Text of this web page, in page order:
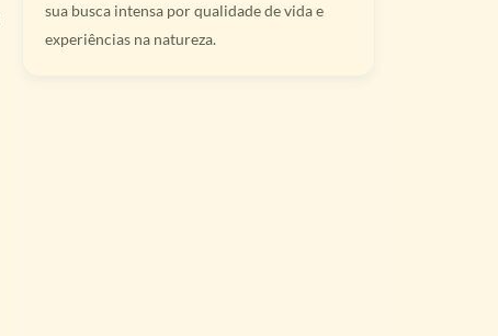
sua busca intensa por qualidade de vida e
experiências na natureza.